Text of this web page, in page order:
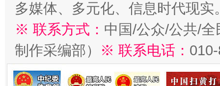
多媒体、多元化、信息时代现实
※ 联系方式： 中国/公众/公共/
制作采编部）
※ 联系电话：